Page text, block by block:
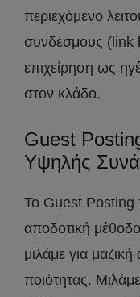
περιεχόμενο
συνδέσμους (link
επιχείρηση ως
στον κλάδο.
Guest
Υψηλής
Το Guest Posting
αποδοτική
μιλάμε για
ποιότητας.